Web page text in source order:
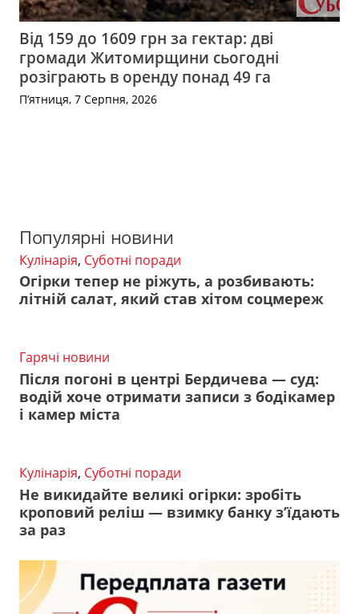
Від 159 до 1609 грн за гектар: дві
громади Житомирщини сьогодні
розіграють в оренду понад 49 га
П’ятниця, 7 Серпня, 2026
Популярні новини
Кулінарія, Суботні поради
Огірки тепер не ріжуть, а розбивають:
літній салат, який став хітом соцмереж
Гарячі новини
Після погоні в центрі Бердичева — суд:
водій хоче отримати записи з бодікамер
і камер міста
Кулінарія, Суботні поради
Не викидайте великі огірки: зробіть
кроповий реліш — взимку банку з’їдають
за раз